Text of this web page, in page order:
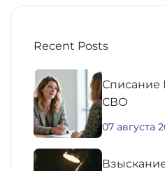
Recent Posts
Списание
СВО
07 августа